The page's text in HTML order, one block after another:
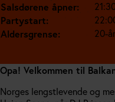
Salsdørene åpner:
Partystart:
Aldersgrense: 20-
Opa! Velkommen til
Norges lengstlevende og